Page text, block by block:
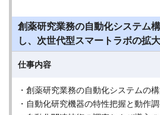
創薬研究業務の自動化システム
し、次世代型スマートラボの拡
仕事内容
・創薬研究業務の自動化システムの
・自動化研究機器の特性把握と動作